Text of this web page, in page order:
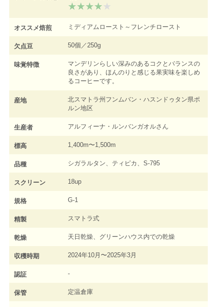
オススメ焙煎 ミディアムロースト～フレンチロースト
欠点豆 50個／250g
味覚特徴
マンデリンらしい深みのあるコクとバランスの
良さがあり、ほんのりと感じる果実味を楽しめ
るコーヒーです。
産地
北スマトラ州フンムバン・ハスンドゥタン県ポ
ルン地区
生産者 アルフィーナ・ルンバンガオルさん
標高 1,400m〜1,500m
品種 シガラルタン、ティピカ、S-795
スクリーン 18up
規格 G-1
精製 スマトラ式
乾燥 天日乾燥、グリーンハウス内での乾燥
収穫時期 2024年10月〜2025年3月
認証 -
保管 定温倉庫